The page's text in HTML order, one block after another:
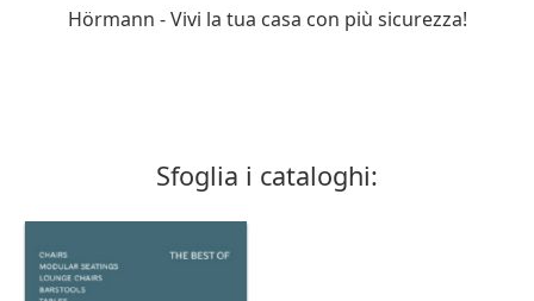
Hörmann - Vivi la tua casa con più sicurezza!
Sfoglia i cataloghi: